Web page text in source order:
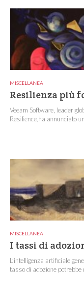
MISCELLANEA
Resilienza più
Veeam Software, leader
Resilience,ha annunciato
MISCELLANEA
I tassi di
L’intelligenza artificiale
tasso di adozione potrebbe